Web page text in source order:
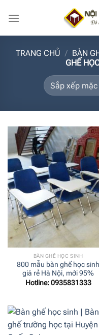
qua
TRANG CHỦ / BÀN
GHẾ
BÀN GHẾ HỌC SINH
800 mẫu bàn ghế học sinh
giá rẻ Hà Nội, mới 95%
Hotline: 0935831333